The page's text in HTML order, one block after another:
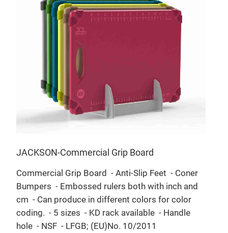
JACKSON-Commercial Grip Board
Commercial Grip Board - Anti-Slip Feet - Coner
Bumpers - Embossed rulers both with inch and
cm - Can produce in different colors for color
coding. - 5 sizes - KD rack available - Handle
hole - NSF - LFGB; (EU)No. 10/2011